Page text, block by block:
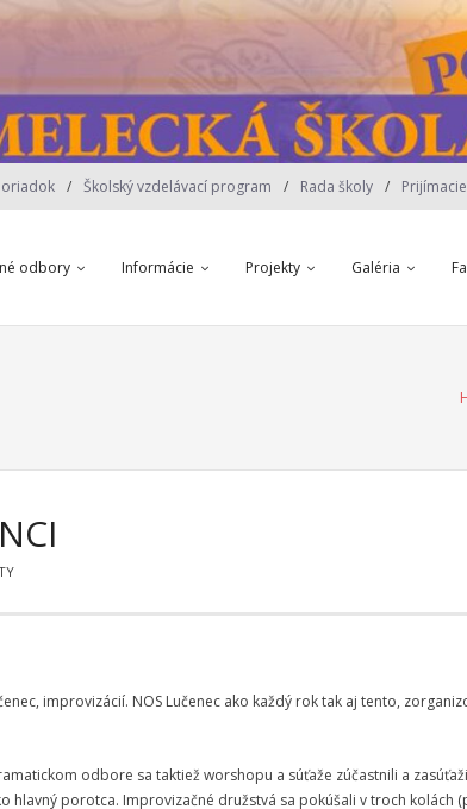
Školský vzdelávací program Rada školy
odbory Informácie Projekty Galéria
improvizácií. NOS Lučenec ako každý rok tak aj tento,
odbore sa taktiež worshopu a súťaže zúčastnili a
hlavný porotca. Improvizačné družstvá sa pokúšali v troch